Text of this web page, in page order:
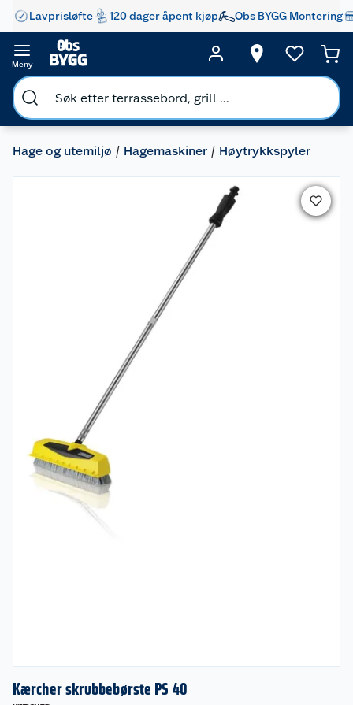
Lavprisløfte 120 dager åpent kjøp Obs BYGG Montering
Meny
Hage og utemiljø Hagemaskiner Høytrykkspyler
Kærcher skrubbebørste PS 40